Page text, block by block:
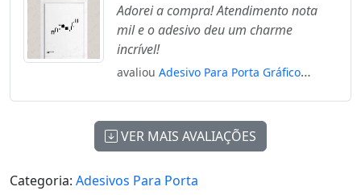
Adorei a compra! Atendimento nota
mil e o adesivo deu um charme
incrível!
avaliou Adesivo Para Porta Gráfico
VER MAIS AVALIAÇÕES
Categoria: Adesivos Para Porta